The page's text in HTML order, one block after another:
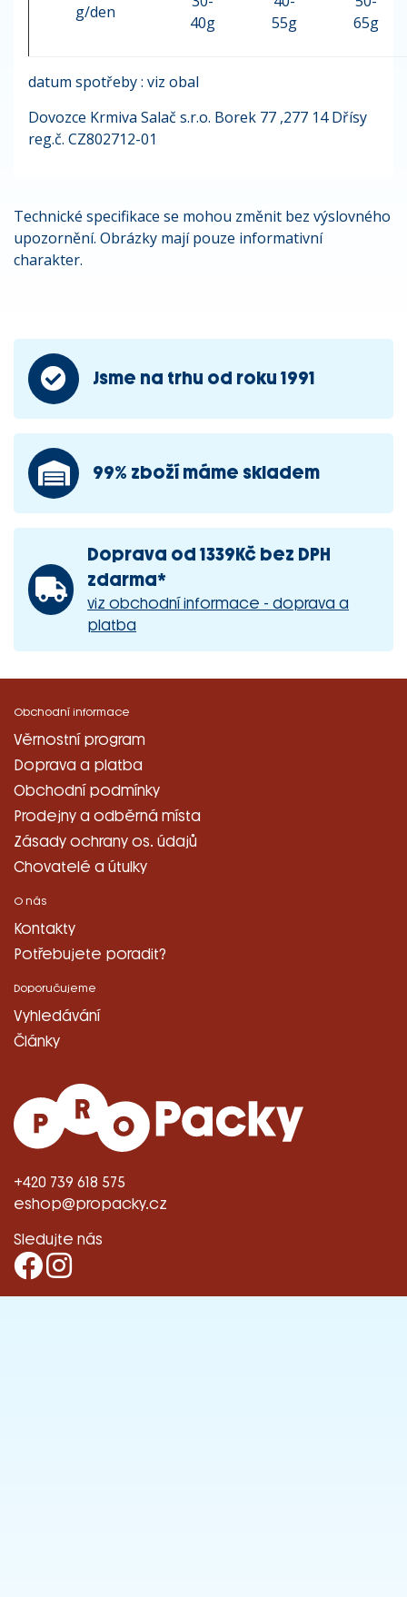
g/den
40g
55g
65g
datum spotřeby : viz obal
Dovozce Krmiva Salač s.r.o. Borek 77 ,277 14 Dřísy
reg.č. CZ802712-01
Technické specifikace se mohou změnit bez výslovného
upozornění. Obrázky mají pouze informativní
charakter.
Jsme na trhu od roku 1991
99% zboží máme skladem
Doprava od 1339Kč bez DPH
zdarma*
viz obchodní informace - doprava a
platba
+420 739 618 575
eshop@propacky.cz
Sledujte nás
Obchodní informace
Věrnostní program
Doprava a platba
Obchodní podmínky
Prodejny a odběrná místa
Zásady ochrany os. údajů
Chovatelé a útulky
O nás
Kontakty
Potřebujete poradit?
Doporučujeme
Vyhledávání
Články